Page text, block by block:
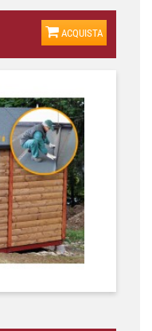
ACQUISTA